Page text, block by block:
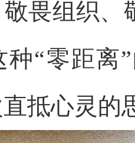
畏组织、
种“零距离
抵心灵的